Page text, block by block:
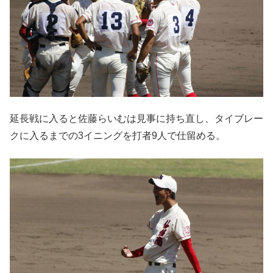
延長戦に入ると佐藤らいむは見事に持ち直し、タイブレー
クに入るまでの3イニングを打者9人で仕留める。